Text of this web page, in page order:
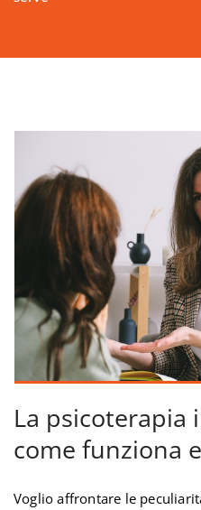
La psicoterapia
come funziona
Voglio affrontare le